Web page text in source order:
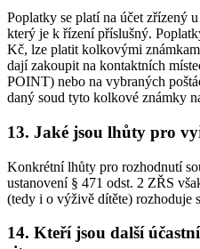
Poplatky se platí na účet zřízený
který je k řízení příslušný.
Kč, lze platit kolkovými
dají zakoupit na kontaktních
POINT) nebo na vybraných
daný soud tyto kolkové známky
13. Jaké jsou lhůty pro
Konkrétní lhůty pro rozhodnutí
ustanovení § 471 odst. 2 ZŘS
(tedy i o výživě dítěte) rozhoduje
14. Kteří jsou další